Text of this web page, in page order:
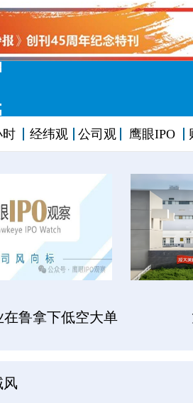
时 经纬观 公司观 鹰眼IPO
鲁拿下低空大单